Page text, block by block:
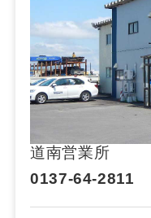
道南営業所
0137-64-2811